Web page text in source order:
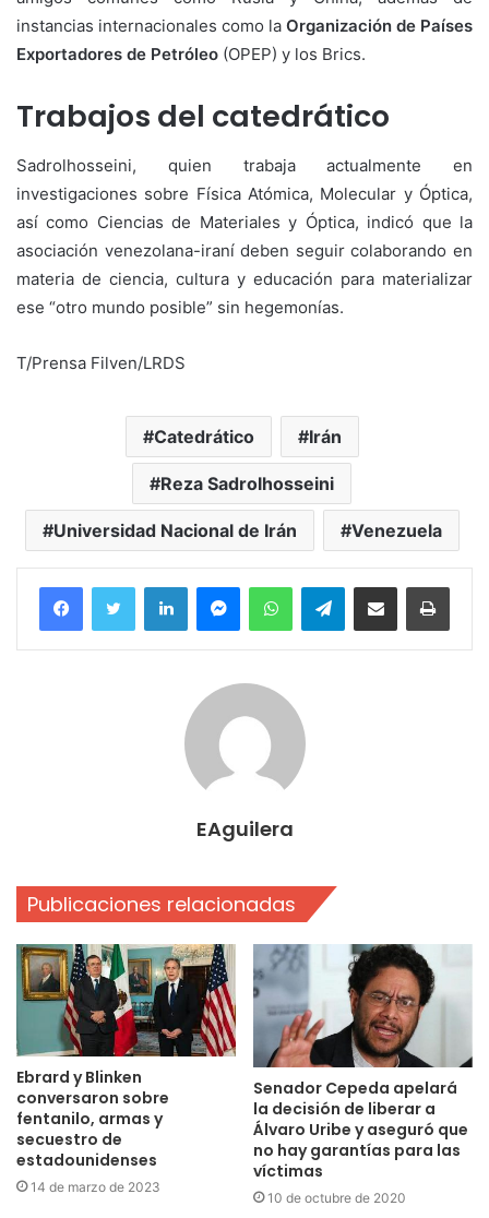
instancias internacionales como la Organización de Países
Exportadores de Petróleo (OPEP) y los Brics.
Trabajos del catedrático
Sadrolhosseini, quien trabaja actualmente en
investigaciones sobre Física Atómica, Molecular y Óptica,
así como Ciencias de Materiales y Óptica, indicó que la
asociación venezolana-iraní deben seguir colaborando en
materia de ciencia, cultura y educación para materializar
ese “otro mundo posible” sin hegemonías.
T/Prensa Filven/LRDS
Catedrático Irán
Reza Sadrolhosseini
Universidad Nacional de Irán Venezuela
FacebookTwitter LinkedInMessengerWhatsAppTelegramCompartir por correo electrónico
EAguilera
Publicaciones relacionadas
Ebrard y Blinken
conversaron sobre
fentanilo, armas y
secuestro de
estadounidenses
14 de marzo de 2023
Senador Cepeda apelará
la decisión de liberar a
Álvaro Uribe y aseguró que
no hay garantías para las
víctimas
10 de octubre de 2020